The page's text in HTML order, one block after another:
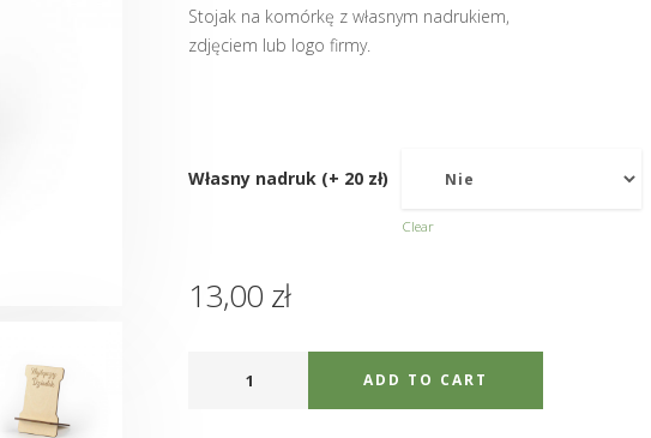
Stojak na komórkę z własnym nadrukiem,
zdjęciem lub logo firmy.
Własny nadruk (+ 20 zł)
Clear
13,00 zł
ADD TO CART